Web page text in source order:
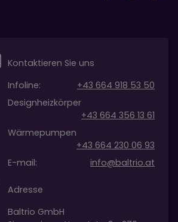
Kontaktieren Sie uns
Infoline:
+43 664 918 53 50
Designheizkörper
+43 664 356 13 61
Wärmepumpen
+43 664 230 06 93
E-mail:
info@baltrio.at
Adresse
Baltrio GmbH